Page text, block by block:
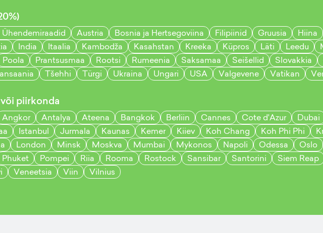
%)
Austria Bosnia ja Hertsegoviina Filipiinid Gruusia Hiina
India Itaalia Kambodža Kasahstan Kreeka Küpros Läti Leedu
Poola Prantsusmaa Rootsi Rumeenia Saksamaa Seišellid Slovakkia
Tšehhi Türgi Ukraina Ungari USA Valgevene Vatikan
piirkonda
Angkor Antalya Ateena Bangkok Berliin Cannes Cote d'Azur Dubai
Istanbul Jurmala Kaunas Kemer Kiiev Koh Chang Koh Phi Phi
London Minsk Moskva Mumbai Mykonos Napoli Odessa Oslo
Phuket Pompei Riia Rooma Rostock Sansibar Santorini Siem Reap
Veneetsia Viin Vilnius